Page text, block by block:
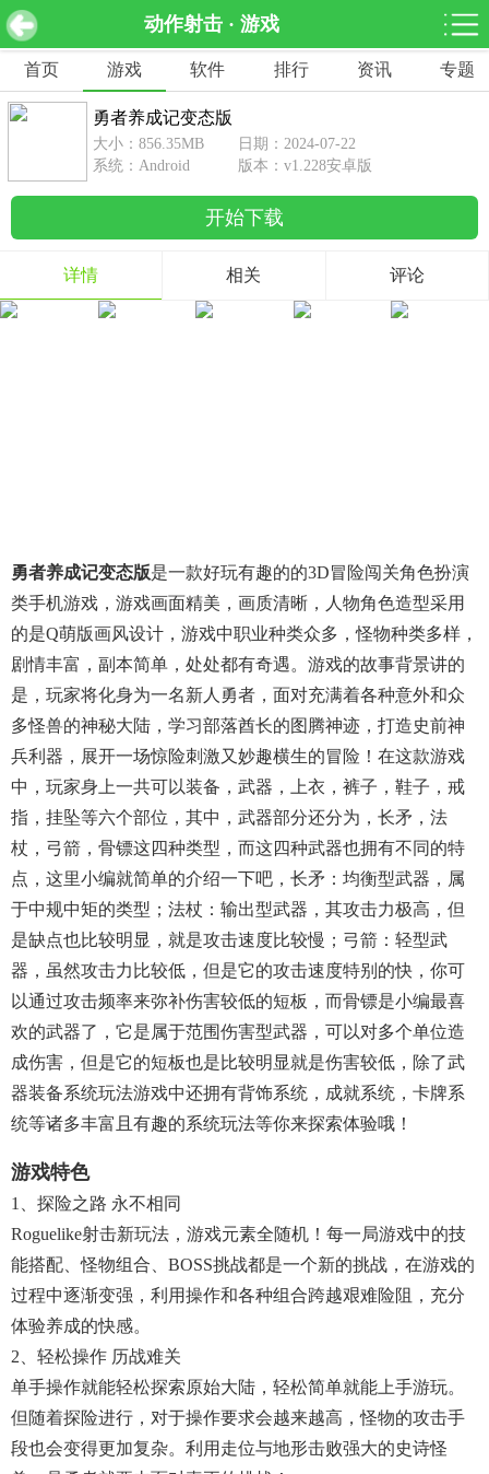
动作射击 · 游戏
网游分类 软件分类
休闲益智
462款游戏
赛车竞速
122款游戏
43款游戏
1642款游戏
动作射击
351款游戏
69款游戏
经营养成
冒险解谜
首页 游戏 软件 排行 资讯 专题
勇者养成记变态版 v1.228安卓版 下载
勇者养成记变态版
大小：856.35MB
日期：2024-07-22
系统：Android
版本：v1.228安卓版
开始下载
详情 相关 评论
勇者养成记变态版是一款好玩有趣的的3D冒险闯关角色扮演
类手机游戏，游戏画面精美，画质清晰，人物角色造型采用
的是Q萌版画风设计，游戏中职业种类众多，怪物种类多样，
剧情丰富，副本简单，处处都有奇遇。游戏的故事背景讲的
是，玩家将化身为一名新人勇者，面对充满着各种意外和众
多怪兽的神秘大陆，学习部落酋长的图腾神迹，打造史前神
兵利器，展开一场惊险刺激又妙趣横生的冒险！在这款游戏
中，玩家身上一共可以装备，武器，上衣，裤子，鞋子，戒
指，挂坠等六个部位，其中，武器部分还分为，长矛，法
杖，弓箭，骨镖这四种类型，而这四种武器也拥有不同的特
点，这里小编就简单的介绍一下吧，长矛：均衡型武器，属
于中规中矩的类型；法杖：输出型武器，其攻击力极高，但
是缺点也比较明显，就是攻击速度比较慢；弓箭：轻型武
器，虽然攻击力比较低，但是它的攻击速度特别的快，你可
以通过攻击频率来弥补伤害较低的短板，而骨镖是小编最喜
欢的武器了，它是属于范围伤害型武器，可以对多个单位造
成伤害，但是它的短板也是比较明显就是伤害较低，除了武
器装备系统玩法游戏中还拥有背饰系统，成就系统，卡牌系
统等诸多丰富且有趣的系统玩法等你来探索体验哦！
游戏特色
1、探险之路 永不相同
Roguelike射击新玩法，游戏元素全随机！每一局游戏中的技
能搭配、怪物组合、BOSS挑战都是一个新的挑战，在游戏的
过程中逐渐变强，利用操作和各种组合跨越艰难险阻，充分
体验养成的快感。
2、轻松操作 历战难关
单手操作就能轻松探索原始大陆，轻松简单就能上手游玩。
但随着探险进行，对于操作要求会越来越高，怪物的攻击手
段也会变得更加复杂。利用走位与地形击败强大的史诗怪